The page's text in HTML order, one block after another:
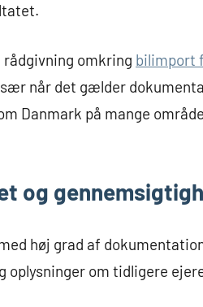
omkring bilimport
når det gælder
Danmark på mange
og
høj grad af
om tidligere